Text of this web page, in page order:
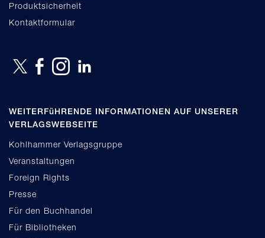
Produktsicherheit
Kontaktformular
WEITERFüHRENDE INFORMATIONEN AUF UNSERER
VERLAGSWEBSEITE
Kohlhammer Verlagsgruppe
Veranstaltungen
Foreign Rights
Presse
Für den Buchhandel
Für Bibliotheken